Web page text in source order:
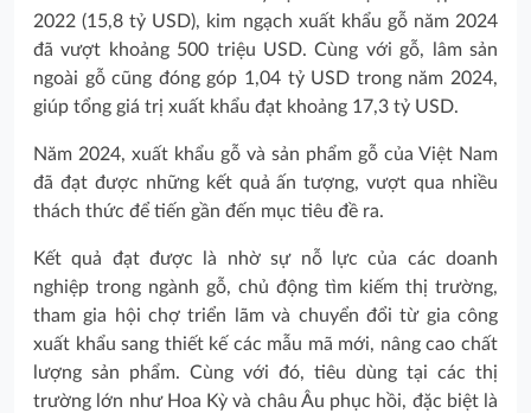
2022 (15,8 tỷ USD), kim ngạch xuất khẩu gỗ năm 2024
đã vượt khoảng 500 triệu USD. Cùng với gỗ, lâm sản
ngoài gỗ cũng đóng góp 1,04 tỷ USD trong năm 2024,
giúp tổng giá trị xuất khẩu đạt khoảng 17,3 tỷ USD.
Năm 2024, xuất khẩu gỗ và sản phẩm gỗ của Việt Nam
đã đạt được những kết quả ấn tượng, vượt qua nhiều
thách thức để tiến gần đến mục tiêu đề ra.
Kết quả đạt được là nhờ sự nỗ lực của các doanh
nghiệp trong ngành gỗ, chủ động tìm kiếm thị trường,
tham gia hội chợ triển lãm và chuyển đổi từ gia công
xuất khẩu sang thiết kế các mẫu mã mới, nâng cao chất
lượng sản phẩm. Cùng với đó, tiêu dùng tại các thị
trường lớn như Hoa Kỳ và châu Âu phục hồi, đặc biệt là